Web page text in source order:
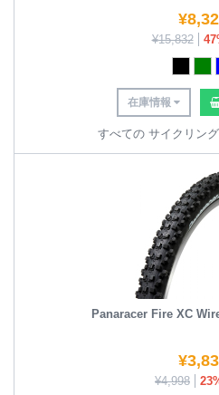
¥
¥15,832
在庫情報
すべての サイクリン
Panaracer Fire XC
¥
¥4,998